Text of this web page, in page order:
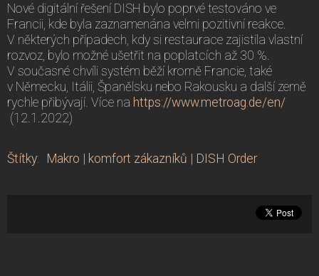
Nové digitální řešení DISH bylo poprvé testováno ve
Francii, kde byla zaznamenána velmi pozitivní reakce.
V některých případech, kdy si restaurace zajistila vlastní
rozvoz, bylo možné ušetřit na poplatcích až 30 %.
V současné chvíli systém běží kromě Francie, také
v Německu, Itálii, Španělsku nebo Rakousku a další země
rychle přibývají. Více na https://www.metroag.de/en/
(12.1.2022)
Štítky: Makro | komfort zákazníků | DISH Order